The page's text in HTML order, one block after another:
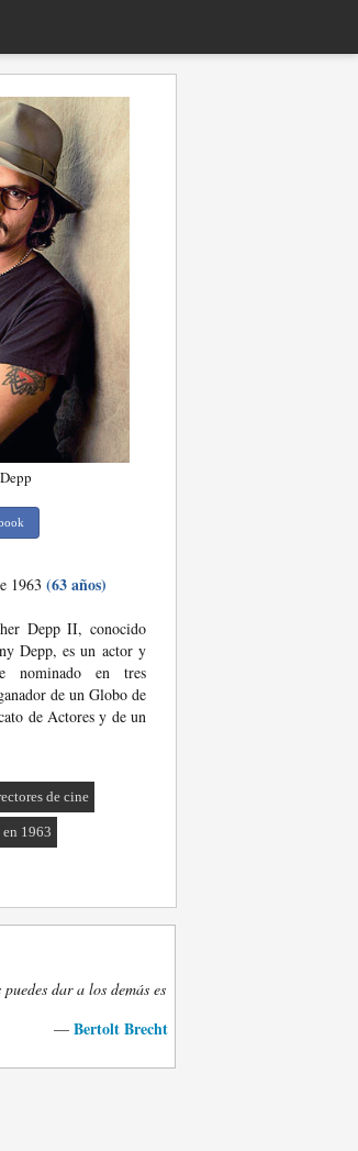
1963 (63 años)
Depp II, conocido
Depp, es un actor y
nominado en tres
de un Globo de
de Actores y de un
de cine
1963
dar a los demás es
— Bertolt Brecht